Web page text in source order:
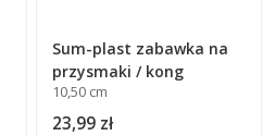
Sum-plast zabawka na
przysmaki / kong
10,50 cm
23,99 zł